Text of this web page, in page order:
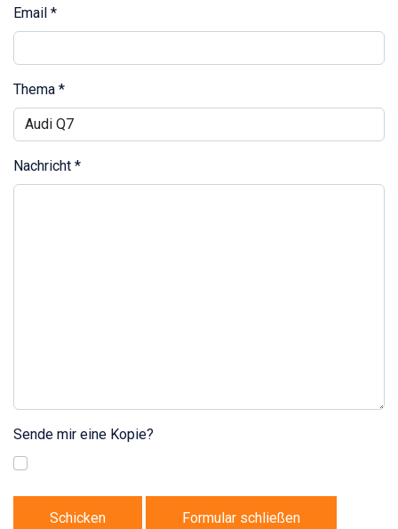
Email *
Thema *
Nachricht *
Sende mir eine Kopie?
Schicken Formular schließen